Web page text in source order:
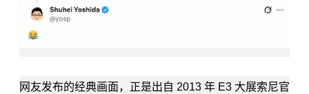
网友发布的经典画面，正是出自 2013 年 E3 大展索尼官